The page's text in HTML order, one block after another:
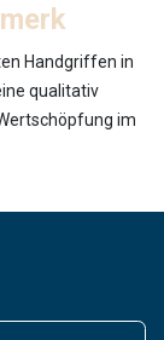
Handgriffen in
qualitativ
im